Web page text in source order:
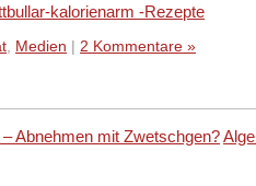
kalorienarm -Rezepte
, Medien 2 Kommentare »
Abnehmen mit Zwetschgen?